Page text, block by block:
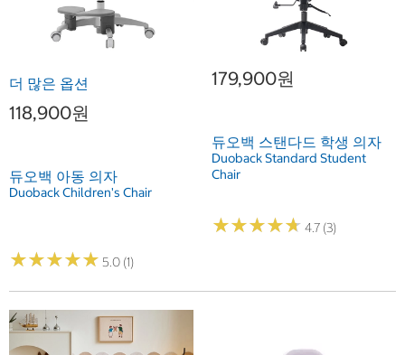
더 많은 옵션
118,900원
듀오백 아동 의자
Duoback Children's Chair
★★★★★
★★★★★ 5.0 (1)
179,900원
듀오백 스탠다드 학생 의자
Duoback Standard Student
Chair
★★★★★
★★★★★ 4.7 (3)